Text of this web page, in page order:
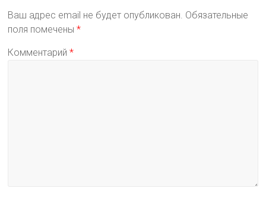
Ваш адрес email не будет опубликован. Обязательные
поля помечены*
Комментарий*